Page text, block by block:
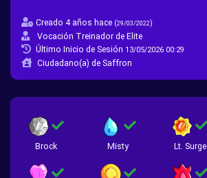
Creado 4 años hace (29/03/2022)
Vocación Treinador de Elite
Último Inicio de Sesión 13/05/2026 00:29
Ciudadano(a) de Saffron
Brock Misty Lt. Surge